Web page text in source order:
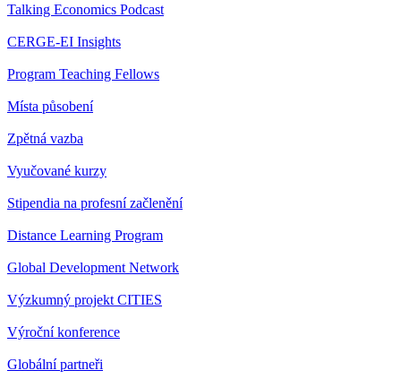
Talking Economics Podcast
CERGE-EI Insights
Program Teaching Fellows
Místa působení
Zpětná vazba
Vyučované kurzy
Stipendia na profesní začlenění
Distance Learning Program
Global Development Network
Výzkumný projekt CITIES
Výroční konference
Globální partneři